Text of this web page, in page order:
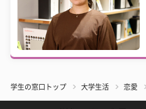
学生の窓口トップ 大学生活 恋愛